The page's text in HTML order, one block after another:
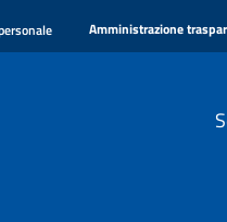
Amministrazione